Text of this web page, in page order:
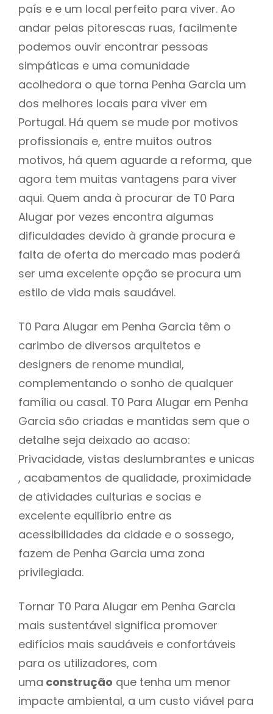
país e e um local perfeito para viver. Ao
andar pelas pitorescas ruas, facilmente
podemos ouvir encontrar pessoas
simpáticas e uma comunidade
acolhedora o que torna Penha Garcia um
dos melhores locais para viver em
Portugal. Há quem se mude por motivos
profissionais e, entre muitos outros
motivos, há quem aguarde a reforma, que
agora tem muitas vantagens para viver
aqui. Quem anda à procurar de T0 Para
Alugar por vezes encontra algumas
dificuldades devido à grande procura e
falta de oferta do mercado mas poderá
ser uma excelente opção se procura um
estilo de vida mais saudável.
T0 Para Alugar em Penha Garcia têm o
carimbo de diversos arquitetos e
designers de renome mundial,
complementando o sonho de qualquer
família ou casal. T0 Para Alugar em Penha
Garcia são criadas e mantidas sem que o
detalhe seja deixado ao acaso:
Privacidade, vistas deslumbrantes e unicas
, acabamentos de qualidade, proximidade
de atividades culturias e socias e
excelente equilíbrio entre as
acessibilidades da cidade e o sossego,
fazem de Penha Garcia uma zona
privilegiada.
Tornar T0 Para Alugar em Penha Garcia
mais sustentável significa promover
edifícios mais saudáveis e confortáveis
para os utilizadores, com
uma construção que tenha um menor
impacte ambiental, a um custo viável para